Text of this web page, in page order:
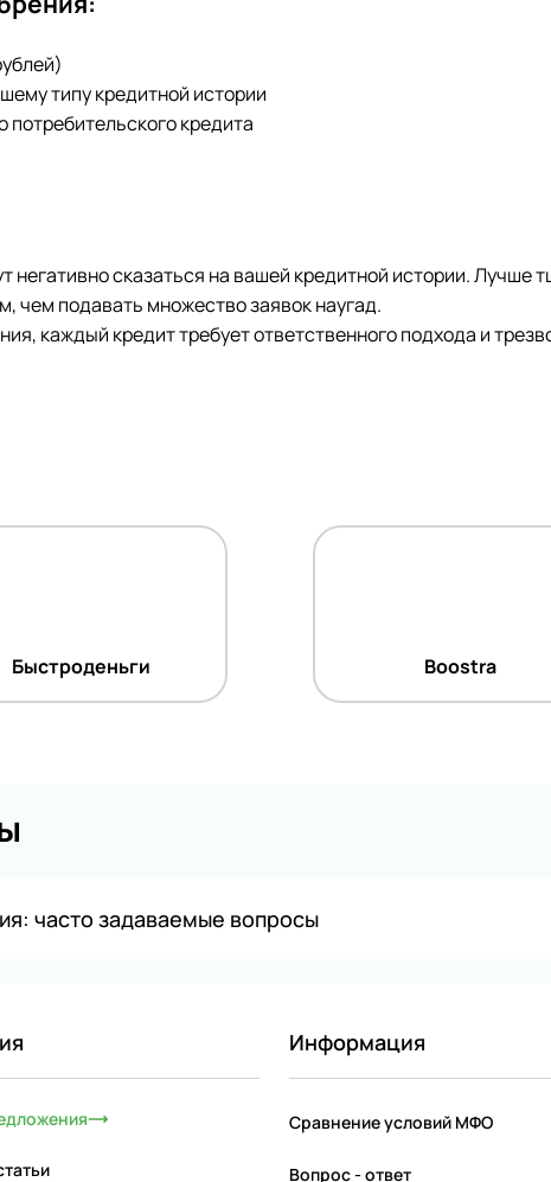
типу кредитной истории
кредита
сказаться на вашей кредитной истории. Лучше
подавать множество заявок наугад.
каждый кредит требует ответственного подхода и
Быстроденьги Boostra
часто задаваемые вопросы
Информация
Сравнение условий МФО
Вопрос - ответ